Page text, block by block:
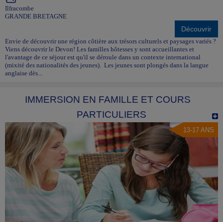
Ilfracombe
GRANDE BRETAGNE
Découvrir
Envie de découvrir une région côtière aux trésors culturels et paysages variés ?
Viens découvrir le Devon! Les familles hôtesses y sont accueillantes et
l'avantage de ce séjour est qu'il se déroule dans un contexte international
(mixité des nationalités des jeunes). Les jeunes sont plongés dans la langue
anglaise dès...
IMMERSION EN FAMILLE ET COURS
PARTICULIERS
13-17 ANS